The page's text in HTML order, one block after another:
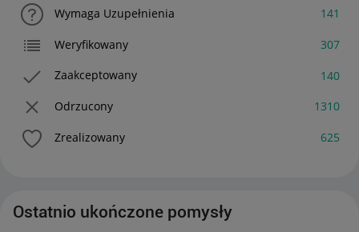
Wymaga Uzupełnienia 141
Weryfikowany 307
Zaakceptowany 140
Odrzucony 1310
Zrealizowany 625
Ostatnio ukończone pomysły